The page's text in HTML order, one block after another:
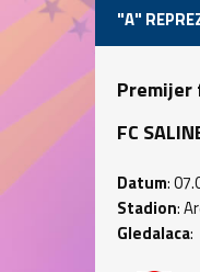
"A"
Premijer
FC
Datum:
Stadion:
Gledalaca: